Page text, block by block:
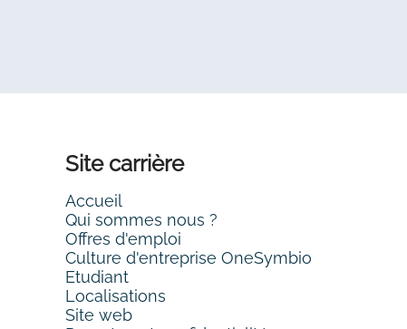
Site carrière
Accueil
Qui sommes nous ?
Offres d'emploi
Culture d'entreprise OneSymbio
Etudiant
Localisations
Site web